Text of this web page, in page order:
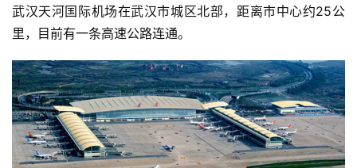
武汉天河国际机场在武汉市城区北部，距离市中心约25公
里，目前有一条高速公路连通。